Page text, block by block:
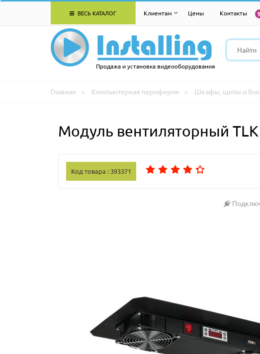
ВЕСЬ КАТАЛОГ Клиентам Цены Контакты
Продажа и установка видеооборудования
Главная Компьютерная периферия Шкафы, щиты и
Модуль вентиляторный TLK
Код товара : 393371